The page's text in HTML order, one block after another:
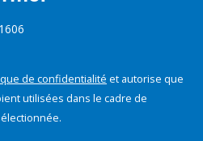
de confidentialité et autorise que
utilisées dans le cadre de